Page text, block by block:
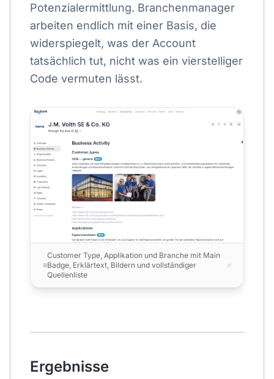
Potenzialermittlung. Branchenmanager
arbeiten endlich mit einer Basis, die
widerspiegelt, was der Account
tatsächlich tut, nicht was ein vierstelliger
Code vermuten lässt.
Customer Type, Applikation und Branche mit Main
Badge, Erklärtext, Bildern und vollständiger
Quellenliste
Ergebnisse